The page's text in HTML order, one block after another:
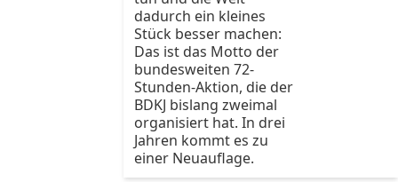
dadurch ein kleines
Stück besser machen:
Das ist das Motto der
bundesweiten 72-
Stunden-Aktion, die der
BDKJ bislang zweimal
organisiert hat. In drei
Jahren kommt es zu
einer Neuauflage.